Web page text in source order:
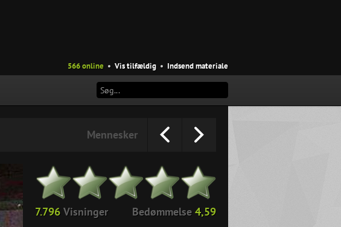
566 online • Vis tilfældig • Indsend materiale
Mennesker
7.796 Visninger Bedømmelse 4,59